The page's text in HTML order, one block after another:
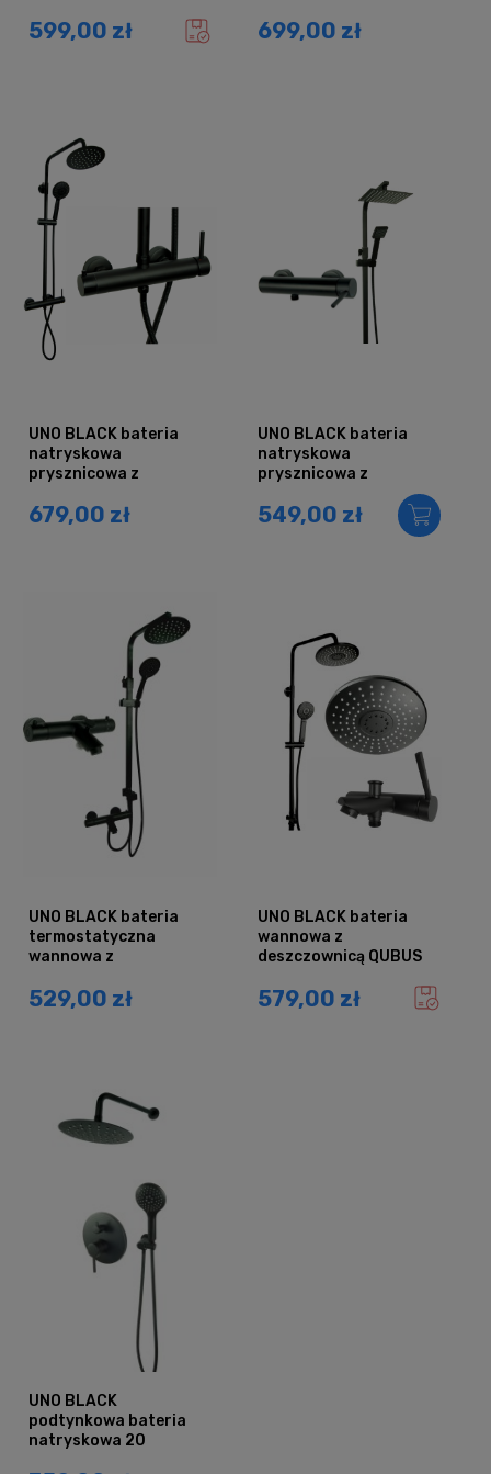
CZARNA
599,00 zł 699,00 zł
UNO BLACK bateria
natryskowa
prysznicowa z
679,00 zł
UNO BLACK bateria
natryskowa
prysznicowa z
deszczownicą QUBUS
CZARNY
549,00 zł
UNO BLACK bateria
termostatyczna
wannowa z
CZARNY
529,00 zł
UNO BLACK bateria
wannowa z
deszczownicą QUBUS
579,00 zł
UNO BLACK
podtynkowa bateria
natryskowa 20